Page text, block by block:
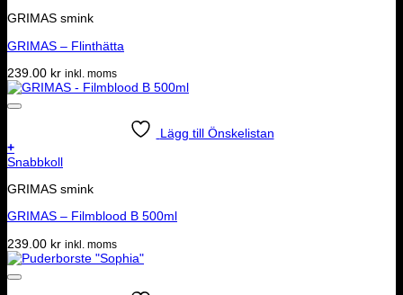
GRIMAS smink
GRIMAS – Flinthätta
239.00 kr inkl. moms
Lägg till Önskelistan
+
Snabbkoll
GRIMAS smink
GRIMAS – Filmblood B 500ml
239.00 kr inkl. moms